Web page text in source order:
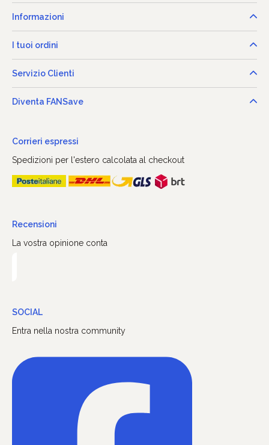
Informazioni
I tuoi ordini
Servizio Clienti
Diventa FANSave
Corrieri espressi
Spedizioni per l'estero calcolata al checkout
Recensioni
La vostra opinione conta
SOCIAL
Entra nella nostra community